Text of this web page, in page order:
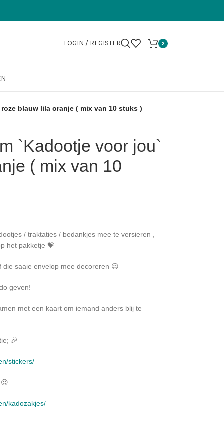
LOGIN / REGISTER 2
blauw lila oranje ( mix van 10 stuks )
`Kadootje voor jou`
( mix van 10
/ traktaties / bedankjes mee te versieren ,
het pakketje 💝
saaie envelop mee decoreren 😉
geven!
met een kaart om iemand anders blij te
🎉
stickers/
kadozakjes/